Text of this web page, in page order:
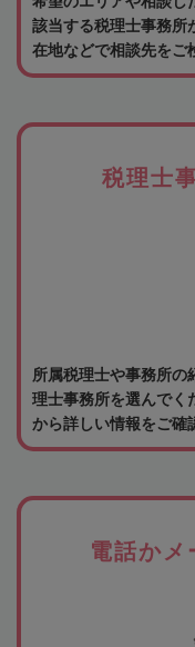
該当する税理士事務所
在地などで相談先をご
税理士
所属税理士や事務所の
理士事務所を選んでく
から詳しい情報をご確
電話かメ